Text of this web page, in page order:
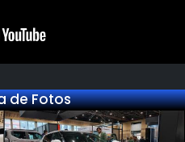
de Fotos